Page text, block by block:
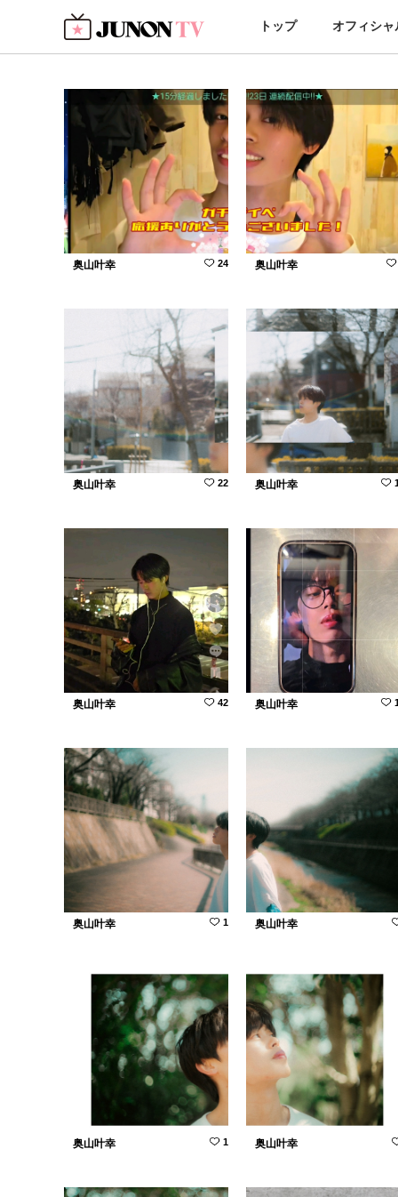
トップ オフィシャ
奥山叶幸 24 奥山叶幸
奥山叶幸 22 奥山叶幸
奥山叶幸 42 奥山叶幸
奥山叶幸 1 奥山叶幸
奥山叶幸 1 奥山叶幸